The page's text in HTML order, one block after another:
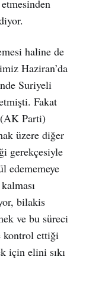
haline de
Haziran’da
Suriyeli
Fakat
Parti)
üzere diğer
gerekçesiyle
edememeye
bilakis
ve bu süreci
kontrol ettiği
için elini sıkı